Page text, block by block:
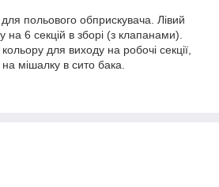
польового обприскувача. Лівий
на 6 секцій в зборі (з клапанами).
для виходу на робочі секції,
мішалку в сито бака.